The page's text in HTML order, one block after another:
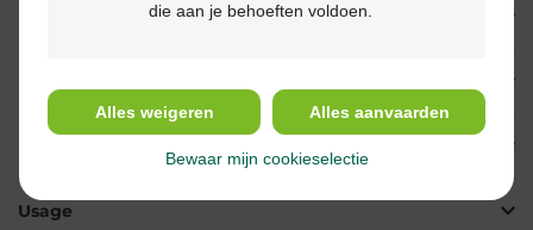
Usage
die aan je behoeften voldoen.
Alles weigeren Alles aanvaarden
Bewaar mijn cookieselectie